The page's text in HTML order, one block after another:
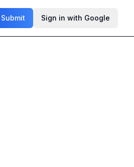
Submit Sign in with Google